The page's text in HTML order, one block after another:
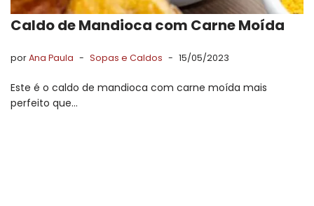
Caldo de Mandioca com Carne Moída
porAna Paula Sopas e Caldos 15/05/2023
Este é o caldo de mandioca com carne moída mais
perfeito que…